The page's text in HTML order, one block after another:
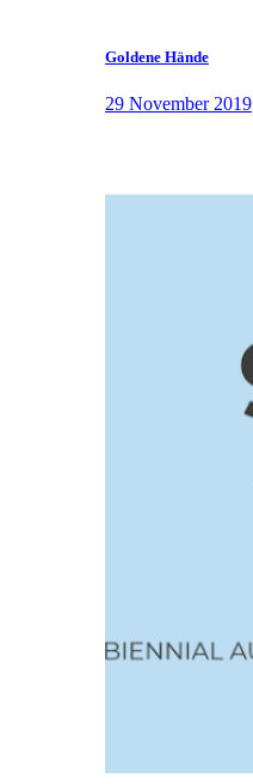
Goldene Hände
29 November 2019